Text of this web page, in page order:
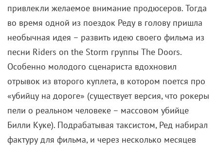
привлекли желаемое внимание продюсеров. Тогда
во время одной из поездок Реду в голову пришла
необычная идея – развить идею своего фильма из
песни Riders on the Storm группы The Doors.
Особенно молодого сценариста вдохновил
отрывок из второго куплета, в котором поется про
«убийцу на дороге» (существует версия, что рокеры
пели о реальном человеке – массовом убийце
Билли Куке). Подрабатывая таксистом, Ред набирал
фактуру для фильма, и через несколько месяцев